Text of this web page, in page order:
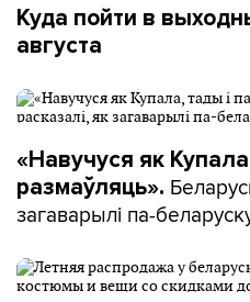
Куда пойти в
августа
«Навучуся як
размаўляць».
загаварылі па-